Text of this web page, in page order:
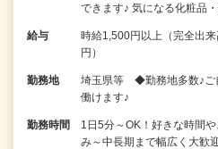
できます♪ 気になる化粧品
給与
時給1,500円以上（完全出
円）
勤務地
埼玉県等 ◆勤務地多数♪ご
働けます♪
勤務時間
1日5分～OK！好きな時間
み～中長期まで幅広く大歓